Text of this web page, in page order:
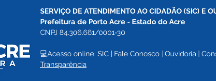
SERVIÇO DE ATENDIMENTO AO CIDADÃO (SIC) E
Prefeitura de Porto Acre - Estado do Acre
CNPJ 84.306.661/0001-30
💻Acesso online: SIC | Fale Conosco | Ouvidoria |
Transparência